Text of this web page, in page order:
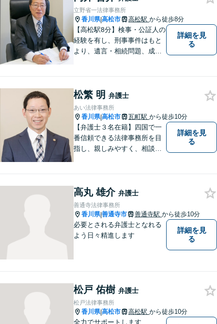
依頼しやすい環境づくりを徹
底しています！【ZOOM面談
対応可】
立野省一法律事務所
香川県|高松市 高松駅 から徒歩8分
【高松駅8分】検事・公証人の
経験を有し、刑事事件はもと
より、遺言・相続問題、成年
扱うほか、一般民事事件も取
り扱っております。
詳細を見
る
松繁 明 弁護士
あい法律事務所
香川県|高松市 瓦町駅 から徒歩10分
【弁護士３名在籍】四国で一
番信頼できる法律事務所を目
指し、親しみやすく、相談し
詳細を見
る
高丸 雄介 弁護士
善通寺法律事務所
香川県|善通寺市 善通寺駅 から徒歩10分
必要とされる弁護士となれる
よう日々精進します
詳細を見
る
松戸 佑樹 弁護士
松戸法律事務所
香川県|高松市 高松駅 から徒歩10分
全力でサポートします